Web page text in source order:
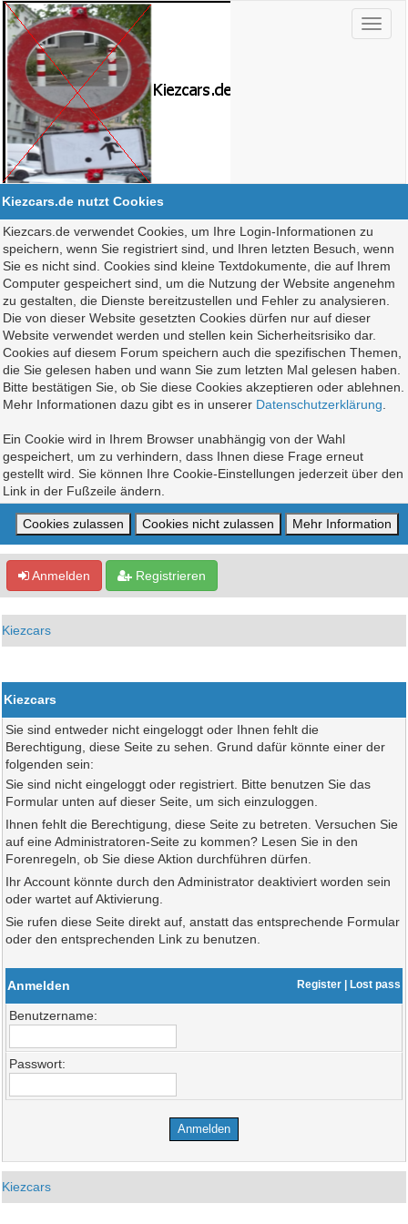
Kiezcars.de nutzt Cookies
Kiezcars.de verwendet Cookies, um Ihre Login-Informationen zu
speichern, wenn Sie registriert sind, und Ihren letzten Besuch, wenn
Sie es nicht sind. Cookies sind kleine Textdokumente, die auf Ihrem
Computer gespeichert sind, um die Nutzung der Website angenehm
zu gestalten, die Dienste bereitzustellen und Fehler zu analysieren.
Die von dieser Website gesetzten Cookies dürfen nur auf dieser
Website verwendet werden und stellen kein Sicherheitsrisiko dar.
Cookies auf diesem Forum speichern auch die spezifischen Themen,
die Sie gelesen haben und wann Sie zum letzten Mal gelesen haben.
Bitte bestätigen Sie, ob Sie diese Cookies akzeptieren oder ablehnen.
Mehr Informationen dazu gibt es in unserer Datenschutzerklärung
Ein Cookie wird in Ihrem Browser unabhängig von der Wahl
gespeichert, um zu verhindern, dass Ihnen diese Frage erneut
gestellt wird. Sie können Ihre Cookie-Einstellungen jederzeit über den
Link in der Fußzeile ändern.
Anmelden Registrieren
Kiezcars
Kiezcars
Sie sind entweder nicht eingeloggt oder Ihnen fehlt die
Berechtigung, diese Seite zu sehen. Grund dafür könnte einer der
folgenden sein:
Sie sind nicht eingeloggt oder registriert. Bitte benutzen Sie das
Formular unten auf dieser Seite, um sich einzuloggen.
Ihnen fehlt die Berechtigung, diese Seite zu betreten. Versuchen Sie
auf eine Administratoren-Seite zu kommen? Lesen Sie in den
Forenregeln, ob Sie diese Aktion durchführen dürfen.
Ihr Account könnte durch den Administrator deaktiviert worden sein
oder wartet auf Aktivierung.
Sie rufen diese Seite direkt auf, anstatt das entsprechende Formular
oder den entsprechenden Link zu benutzen.
Anmelden Register| Lost pass
Benutzername:
Passwort:
Kiezcars